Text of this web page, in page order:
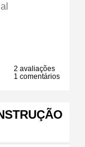
2 avaliações
1 comentários